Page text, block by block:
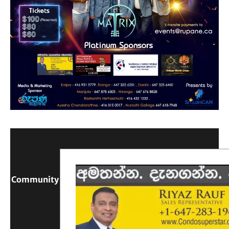
Community Digital Platform Connecting Sri Lanka &
Canada
Reach Out